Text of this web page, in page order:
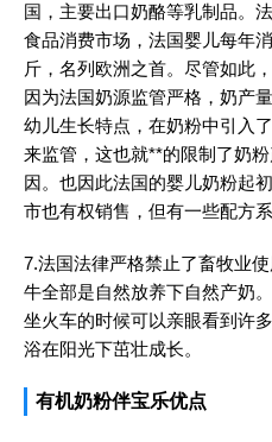
国，主要出口奶酪等乳制品。
食品消费市场，法国婴儿每年
斤，名列欧洲之首。尽管如此
因为法国奶源监管严格，奶产
幼儿生长特点，在奶粉中引入
来监管，这也就**的限制了奶
因。也因此法国的婴儿奶粉起
市也有权销售，但有一些配方
7.法国法律严格禁止了畜牧业
牛全部是自然放养下自然产奶
坐火车的时候可以亲眼看到许
浴在阳光下茁壮成长。
有机奶粉伴宝乐优点